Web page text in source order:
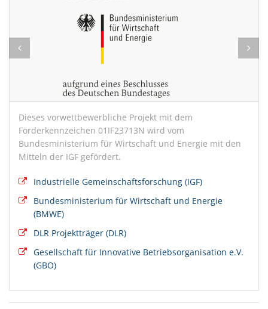
Dieses vorwettbewerbliche Projekt mit dem
Förderkennzeichen 01IF23713N wird vom
Bundesministerium für Wirtschaft und Energie mit den
Mitteln der IGF gefördert.
Industrielle Gemeinschaftsforschung (IGF)
Bundesministerium für Wirtschaft und Energie
(BMWE)
DLR Projektträger (DLR)
Gesellschaft für Innovative Betriebsorganisation e.V.
(GBO)